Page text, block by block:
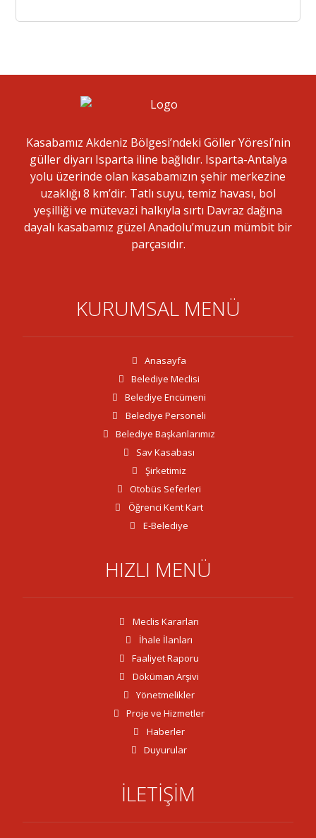
Kasabamız Akdeniz Bölgesi’ndeki Göller Yöresi’nin
güller diyarı Isparta iline bağlıdır. Isparta-Antalya
yolu üzerinde olan kasabamızın şehir merkezine
uzaklığı 8 km’dir. Tatlı suyu, temiz havası, bol
yeşilliği ve mütevazi halkıyla sırtı Davraz dağına
dayalı kasabamız güzel Anadolu’muzun mümbit bir
parçasıdır.
KURUMSAL MENÜ
Anasayfa
Belediye Meclisi
Belediye Encümeni
Belediye Personeli
Belediye Başkanlarımız
Sav Kasabası
Şirketimiz
Otobüs Seferleri
Öğrenci Kent Kart
E-Belediye
HIZLI MENÜ
Meclis Kararları
İhale İlanları
Faaliyet Raporu
Döküman Arşivi
Yönetmelikler
Proje ve Hizmetler
Haberler
Duyurular
İLETİŞİM